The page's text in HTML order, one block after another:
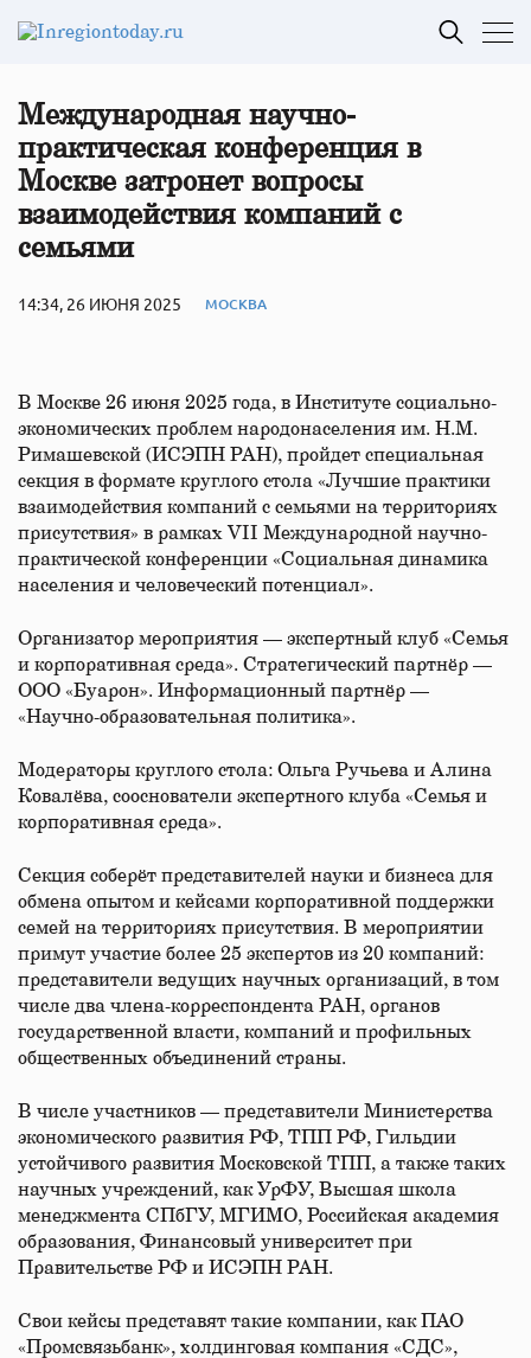
Международная научно-
практическая конференция в
Москве затронет вопросы
взаимодействия компаний с
семьями
14:34, 26 ИЮНЯ 2025 МОСКВА
В Москве 26 июня 2025 года, в Институте социально-
экономических проблем народонаселения им. Н.М.
Римашевской (ИСЭПН РАН), пройдет специальная
секция в формате круглого стола «Лучшие практики
взаимодействия компаний с семьями на территориях
присутствия» в рамках VII Международной научно-
практической конференции «Социальная динамика
населения и человеческий потенциал».
Организатор мероприятия — экспертный клуб «Семья
и корпоративная среда». Стратегический партнёр —
ООО «Буарон». Информационный партнёр —
«Научно-образовательная политика».
Модераторы круглого стола: Ольга Ручьева и Алина
Ковалёва, сооснователи экспертного клуба «Семья и
корпоративная среда».
Секция соберёт представителей науки и бизнеса для
обмена опытом и кейсами корпоративной поддержки
семей на территориях присутствия. В мероприятии
примут участие более 25 экспертов из 20 компаний:
представители ведущих научных организаций, в том
числе два члена-корреспондента РАН, органов
государственной власти, компаний и профильных
общественных объединений страны.
В числе участников — представители Министерства
экономического развития РФ, ТПП РФ, Гильдии
устойчивого развития Московской ТПП, а также таких
научных учреждений, как УрФУ, Высшая школа
менеджмента СПбГУ, МГИМО, Российская академия
образования, Финансовый университет при
Правительстве РФ и ИСЭПН РАН.
Свои кейсы представят такие компании, как ПАО
«Промсвязьбанк», холдинговая компания «СДС»,